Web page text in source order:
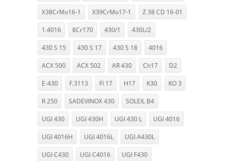
X38CrMo16-1 X39CrMo17-1 Z 38 CD 16-01
1.4016 8Cr170 430/1 430L/2
430 S 15 430 S 17 430 S 18 4016
ACX 500 ACX 502 AR 430 Ch17 D2
E-430 F.3113 FI 17 H17 K30 KO 3
R 250 SADEVINOX 430 SOLEIL B4
UGI 430 UGI 430H UGI 430 L UGI 4016
UGI 4016H UGI 4016L UGI A430L
UGI C430 UGI C4016 UGI F430